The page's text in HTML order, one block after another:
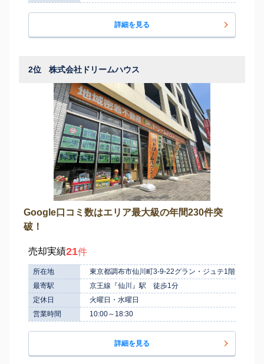
詳細を見る
2位 株式会社ドリームハウス
Google口コミ数はエリア最大級の年間230件突
破！
売却実績21件
所在地
東京都調布市仙川町3-9-22グラン・ジュテ1階
最寄駅
京王線『仙川』駅 徒歩1分
定休日
火曜日・水曜日
営業時間
10:00～18:30
詳細を見る